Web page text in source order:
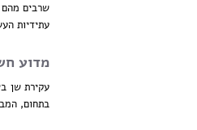
שרבים מהם
עתידיות
מדוע
עקירת שן
בתחום,